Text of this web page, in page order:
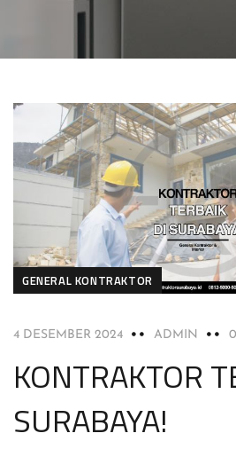
GENERAL KONTRAKTOR
4 DESEMBER 2024 ADMIN
KONTRAKTOR
SURABAYA!